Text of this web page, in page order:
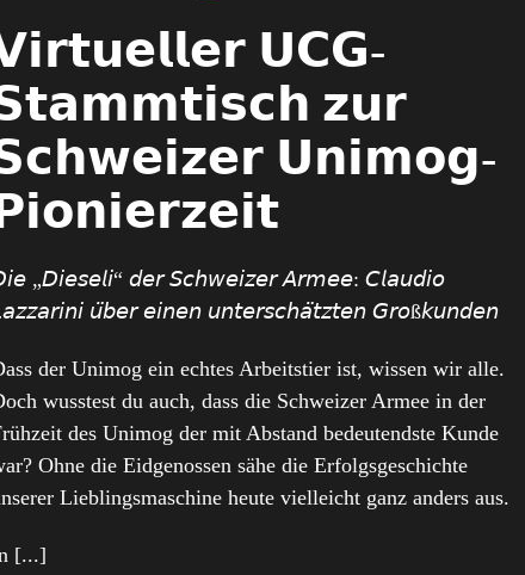
𝗨𝗖𝗚-
𝘇𝘂𝗿
𝗨𝗻𝗶𝗺𝗼𝗴-
𝗣𝗶𝗼𝗻𝗶𝗲𝗿𝘇𝗲𝗶𝘁
„𝘋𝘪𝘦𝘴𝘦𝘭𝘪“ 𝘥𝘦𝘳 𝘚𝘤𝘩𝘸𝘦𝘪𝘻𝘦𝘳 𝘈𝘳𝘮𝘦𝘦: 𝘊𝘭𝘢𝘶𝘥𝘪𝘰
𝘶̈𝘣𝘦𝘳 𝘦𝘪𝘯𝘦𝘯 𝘶𝘯𝘵𝘦𝘳𝘴𝘤𝘩𝘢̈𝘵𝘻𝘵𝘦𝘯 𝘎𝘳𝘰ß𝘬𝘶𝘯𝘥𝘦𝘯
der Unimog ein echtes Arbeitstier ist, wissen wir alle.
wusstest du auch, dass die Schweizer Armee in der
des Unimog der mit Abstand bedeutendste Kunde
Ohne die Eidgenossen sähe die Erfolgsgeschichte
Lieblingsmaschine heute vielleicht ganz anders aus.
[...]